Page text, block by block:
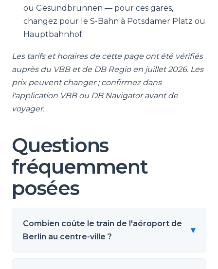
ou Gesundbrunnen — pour ces gares,
changez pour le S-Bahn à Potsdamer Platz ou
Hauptbahnhof.
Les tarifs et horaires de cette page ont été vérifiés
auprès du VBB et de DB Regio en juillet 2026. Les
prix peuvent changer ; confirmez dans
l'application VBB ou DB Navigator avant de
voyager.
Questions
fréquemment
posées
Combien coûte le train de l'aéroport de
Berlin au centre-ville ?
▾